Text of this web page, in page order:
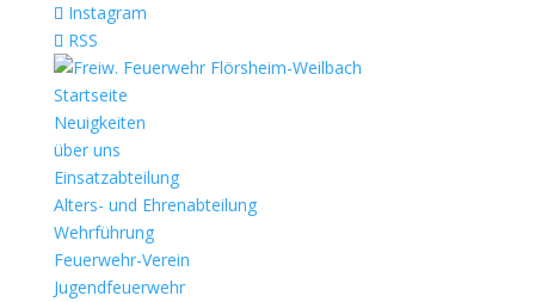
Instagram
RSS
Startseite
Neuigkeiten
über uns
Einsatzabteilung
Alters- und Ehrenabteilung
Wehrführung
Feuerwehr-Verein
Jugendfeuerwehr